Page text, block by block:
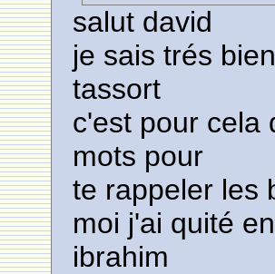
salut david
je sais trés
tassort
c'est pour cela
mots pour
te rappeler les
moi j'ai quité
ibrahim